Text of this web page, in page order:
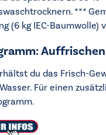
***
(6 kg IEC-Baumwolle)
du das Frisch-
Für einen